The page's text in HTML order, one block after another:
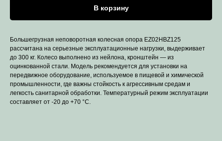
В корзину
Большегрузная неповоротная колесная опора EZ02HBZ125
рассчитана на серьезные эксплуатационные нагрузки, выдерживает
до 300 кг. Колесо выполнено из нейлона, кронштейн — из
оцинкованной стали. Модель рекомендуется для установки на
передвижное оборудование, используемое в пищевой и химической
промышленности, где важны стойкость к агрессивным средам и
легкость санитарной обработки. Температурный режим эксплуатации
составляет от -20 до +70 °С.